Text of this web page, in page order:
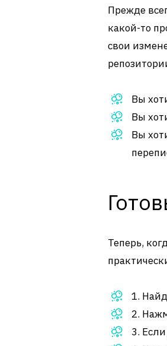
Прежде
какой-то
свои
Вы
Вы
Вы
Теперь,
1.
2.
3.